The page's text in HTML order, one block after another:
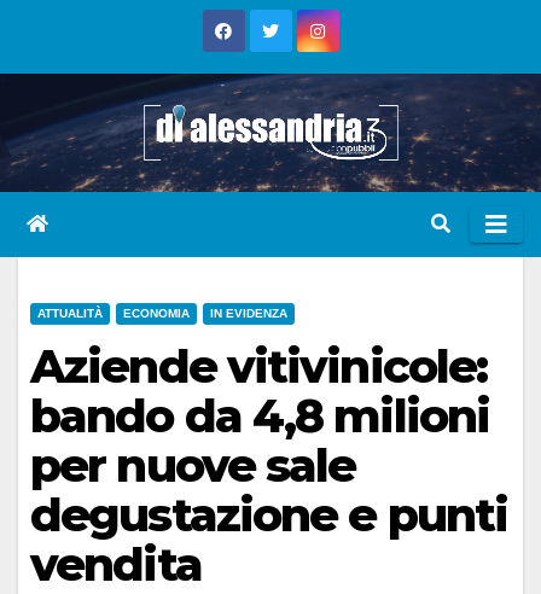
ATTUALITÀ ECONOMIA IN EVIDENZA
Aziende vitivinicole:
bando da 4,8 milioni
per nuove sale
degustazione e punti
vendita